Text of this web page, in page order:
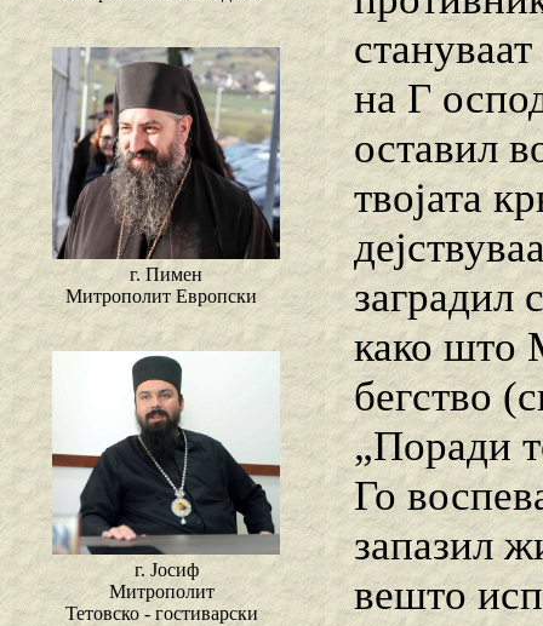
г. Пимен
Митрополит Европски
г. Јосиф
Митрополит
Тетовско - гостиварски
на Г
оставил
твојата
заградил
како што
бегство
„Поради
Го
запазил
вешто